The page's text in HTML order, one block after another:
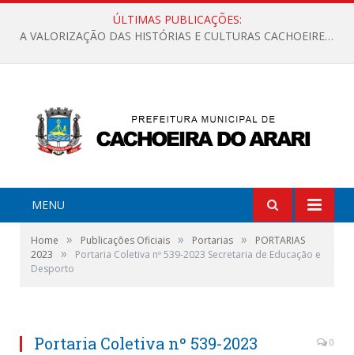
ÚLTIMAS PUBLICAÇÕES:
A VALORIZAÇÃO DAS HISTÓRIAS E CULTURAS CACHOEIRENSES
MENU
Home » Publicações Oficiais » Portarias »
PORTARIAS
2023
»
Portaria Coletiva nº 539-2023 Secretaria de Educação e
Desporto
Portaria Coletiva nº 539-2023
0